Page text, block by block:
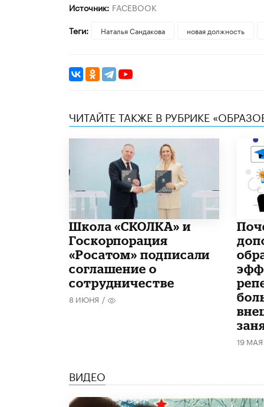
Источник: FACEBOOK
Теги:
Наталья Сандакова новая должность
ЧИТАЙТЕ ТАКЖЕ В РУБРИКЕ
Школа «СКОЛКА» и
Госкорпорация
«Росатом» подписали
соглашение о
сотрудничестве
8 ИЮНЯ /
19 МАЯ
ВИДЕО